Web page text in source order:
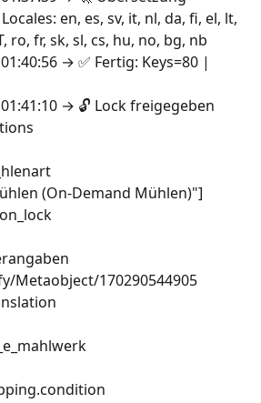
en, es, sv, it, nl, da, fi, el, lt,
ro, fr, sk, sl, cs, hu, no, bg, nb
→ ✅ Fertig: Keys=80 |
→ 🔓 Lock freigegeben
(On-Demand Mühlen)"]
Metaobject/170290544905